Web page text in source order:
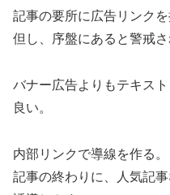
記事の要所に広告リンクを
但し、序盤にあると警戒さ
バナー広告よりもテキス
良い。
内部リンクで導線を作る。
記事の終わりに、人気記